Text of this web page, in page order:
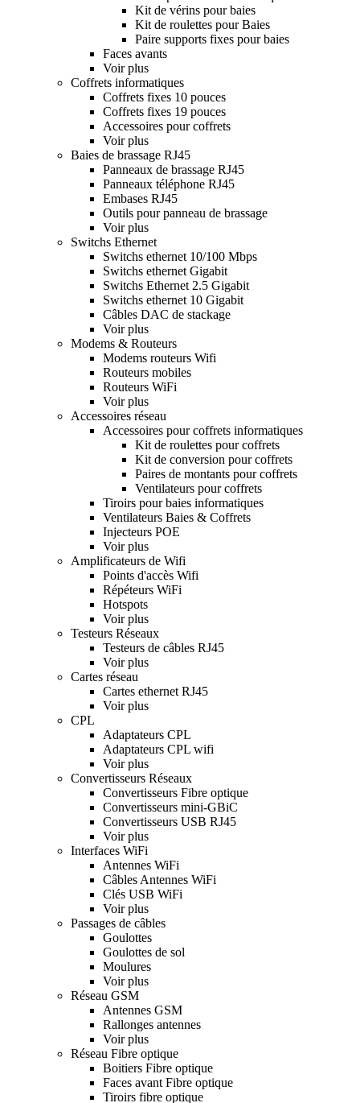
Kit de vérins pour baies
Kit de roulettes pour Baies
Paire supports fixes pour baies
Faces avants
Voir plus
Coffrets informatiques
Coffrets fixes 10 pouces
Coffrets fixes 19 pouces
Accessoires pour coffrets
Voir plus
Baies de brassage RJ45
Panneaux de brassage RJ45
Panneaux téléphone RJ45
Embases RJ45
Outils pour panneau de brassage
Voir plus
Switchs Ethernet
Switchs ethernet 10/100 Mbps
Switchs ethernet Gigabit
Switchs Ethernet 2.5 Gigabit
Switchs ethernet 10 Gigabit
Câbles DAC de stackage
Voir plus
Modems & Routeurs
Modems routeurs Wifi
Routeurs mobiles
Routeurs WiFi
Voir plus
Accessoires réseau
Accessoires pour coffrets informatiques
Kit de roulettes pour coffrets
Kit de conversion pour coffrets
Paires de montants pour coffrets
Ventilateurs pour coffrets
Tiroirs pour baies informatiques
Ventilateurs Baies & Coffrets
Injecteurs POE
Voir plus
Amplificateurs de Wifi
Points d'accès Wifi
Répéteurs WiFi
Hotspots
Voir plus
Testeurs Réseaux
Testeurs de câbles RJ45
Voir plus
Cartes réseau
Cartes ethernet RJ45
Voir plus
CPL
Adaptateurs CPL
Adaptateurs CPL wifi
Voir plus
Convertisseurs Réseaux
Convertisseurs Fibre optique
Convertisseurs mini-GBiC
Convertisseurs USB RJ45
Voir plus
Interfaces WiFi
Antennes WiFi
Câbles Antennes WiFi
Clés USB WiFi
Voir plus
Passages de câbles
Goulottes
Goulottes de sol
Moulures
Voir plus
Réseau GSM
Antennes GSM
Rallonges antennes
Voir plus
Réseau Fibre optique
Boitiers Fibre optique
Faces avant Fibre optique
Tiroirs fibre optique